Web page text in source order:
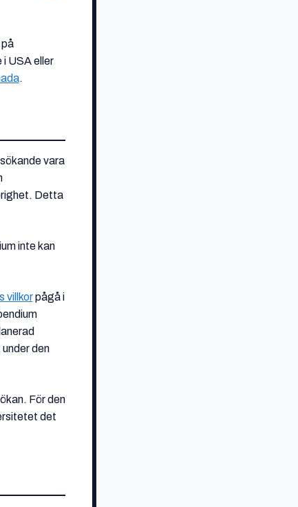
USA eller
.
vara
Detta
inte kan
villkorpågå i
den
För den
det